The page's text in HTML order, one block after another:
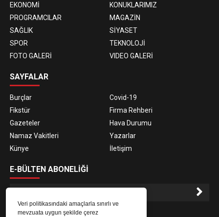
Veri politikasındaki amaçlarla sınırlı ve
mevzuata uygun şekilde çerez
EKONOMİ
KONUKLARIMIZ
PROGRAMCILAR
MAGAZİN
SAĞLIK
SİYASET
SPOR
TEKNOLOJİ
FOTO GALERİ
VIDEO GALERİ
SAYFALAR
Burçlar
Covid-19
Fikstür
Firma Rehberi
Gazeteler
Hava Durumu
Namaz Vakitleri
Yazarlar
Künye
İletişim
E-BÜLTEN ABONELİĞİ
E-Bülten aboneliği ile haberlere daha hızlı erişin.